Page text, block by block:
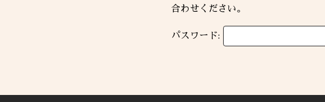
合わせください。
パスワード: